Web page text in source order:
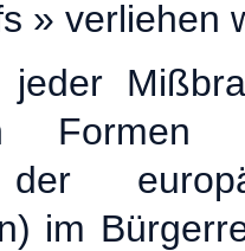
» verliehen
Formen
der
im